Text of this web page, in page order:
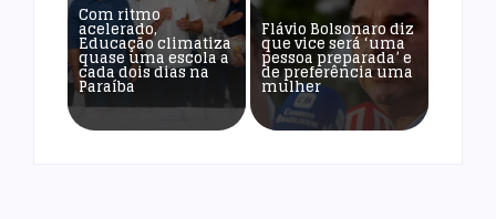
Com ritmo
acelerado,
Educação climatiza
quase uma escola a
cada dois dias na
Paraíba
Flávio Bolsonaro diz
que vice será ‘uma
pessoa preparada’ e
de preferência uma
mulher